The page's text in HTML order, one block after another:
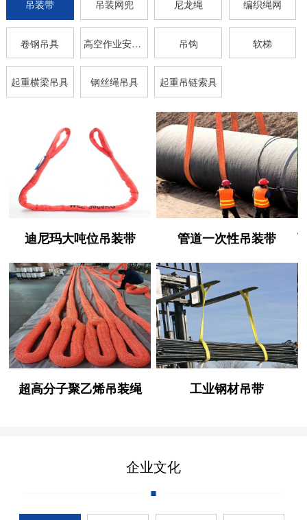
吊装带 吊装网兜 尼龙绳 编织绳网
卷钢吊具 高空作业安全带 吊钩 软梯
起重横梁吊具 钢丝绳吊具 起重吊链索具
迪尼玛大吨位吊装带 管道一次性吊装带
超高分子聚乙烯吊装绳 工业钢材吊带
企业文化